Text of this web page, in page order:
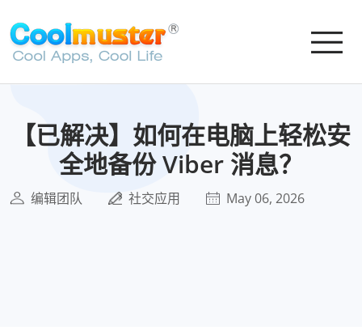
【已解决】如何在电脑上轻松安
全地备份 Viber 消息？
编辑团队 社交应用 May 06, 2026